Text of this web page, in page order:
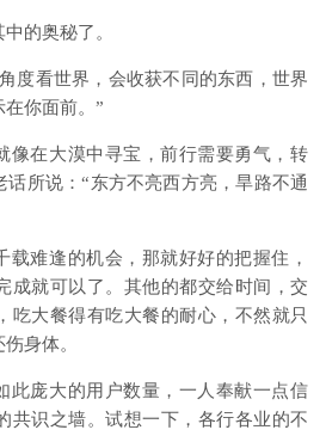
的奥秘了。
度看世界，会收获不同的东西，世界
你面前。”
像在大漠中寻宝，前行需要勇气，转
所说：“东方不亮西方亮，旱路不通
载难逢的机会，那就好好的把握住，
成就可以了。其他的都交给时间，交
吃大餐得有吃大餐的耐心，不然就只
身体。
此庞大的用户数量，一人奉献一点信
共识之墙。试想一下，各行各业的不